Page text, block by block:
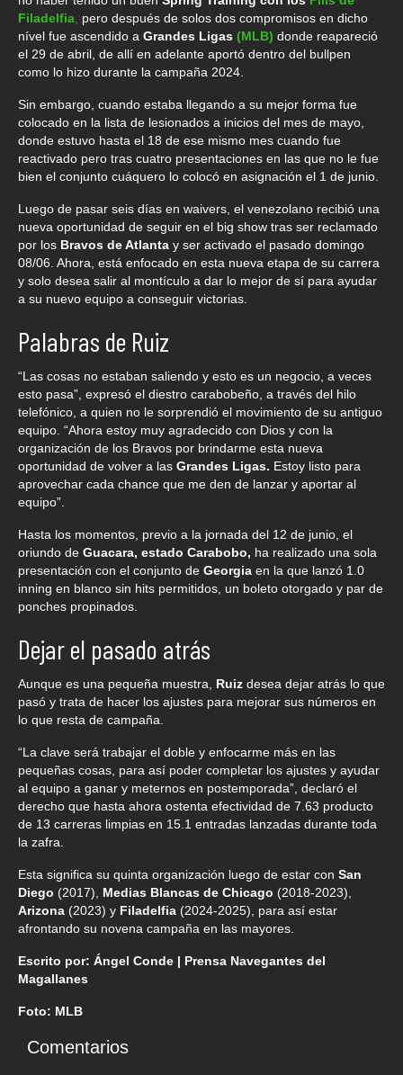
Filadelfia pero después de solos dos compromisos en dicho
nível fue ascendido a Grandes Ligas (MLB) donde reapareció
el 29 de abril, de allí en adelante aportó dentro del bullpen
como lo hizo durante la campaña 2024.
Sin embargo, cuando estaba llegando a su mejor forma fue
colocado en la lista de lesionados a inicios del mes de mayo,
donde estuvo hasta el 18 de ese mismo mes cuando fue
reactivado pero tras cuatro presentaciones en las que no le fue
bien el conjunto cuáquero lo colocó en asignación el 1 de junio.
Luego de pasar seis días en waivers, el venezolano recibió una
nueva oportunidad de seguir en el big show tras ser reclamado
por los Bravos de Atlanta y ser activado el pasado domingo
08/06. Ahora, está enfocado en esta nueva etapa de su carrera
y solo desea salir al montículo a dar lo mejor de sí para ayudar
a su nuevo equipo a conseguir victorias.
Palabras de Ruiz
“Las cosas no estaban saliendo y esto es un negocio, a veces
esto pasa”, expresó el diestro carabobeño, a través del hilo
telefónico, a quien no le sorprendió el movimiento de su antiguo
equipo. “Ahora estoy muy agradecido con Dios y con la
organización de los Bravos por brindarme esta nueva
oportunidad de volver a las Grandes Ligas. Estoy listo para
aprovechar cada chance que me den de lanzar y aportar al
equipo”.
Hasta los momentos, previo a la jornada del 12 de junio, el
oriundo de Guacara, estado Carabobo, ha realizado una sola
presentación con el conjunto de Georgia en la que lanzó 1.0
inning en blanco sin hits permitidos, un boleto otorgado y par de
ponches propinados.
Dejar el pasado atrás
Aunque es una pequeña muestra, Ruiz desea dejar atrás lo que
pasó y trata de hacer los ajustes para mejorar sus números en
lo que resta de campaña.
“La clave será trabajar el doble y enfocarme más en las
pequeñas cosas, para así poder completar los ajustes y ayudar
al equipo a ganar y meternos en postemporada”, declaró el
derecho que hasta ahora ostenta efectividad de 7.63 producto
de 13 carreras limpias en 15.1 entradas lanzadas durante toda
la zafra.
Esta significa su quinta organización luego de estar con San
Diego (2017), Medias Blancas de Chicago (2018-2023),
Arizona (2023) y Filadelfia (2024-2025), para así estar
afrontando su novena campaña en las mayores.
Escrito por: Ángel Conde | Prensa Navegantes del
Magallanes
Foto: MLB
Comentarios